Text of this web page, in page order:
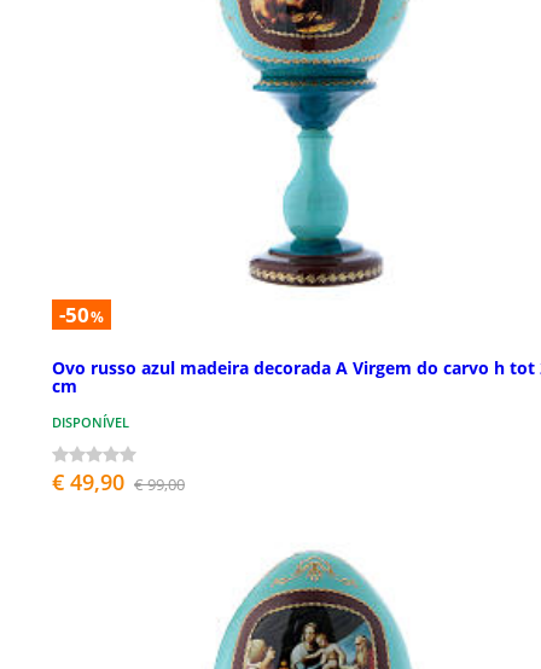
-50%
Ovo russo azul madeira decorada A Virgem do carvo h tot
cm
DISPONÍVEL
€ 49,90 € 99,00